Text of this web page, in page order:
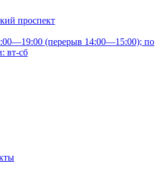
проспект
(перерыв 14:00—15:00); по
вт-сб